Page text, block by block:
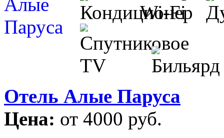
Отель Алые Паруса
Цена: от 4000 руб.